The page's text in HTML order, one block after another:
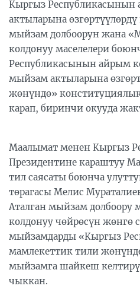
Кыргыз
актыларына
мыйзам долбоорун жана
колдонуу маселелери
Республикасынын айрым
мыйзам актыларына
жөнүндө»
карап, биринчи окууда
Маалымат менен Кыргыз
Президентине караштуу
тил саясаты боюнча
төрагасы Мелис
Аталган мыйзам долбоору
колдонуу чөйрөсүн жөнгө
мыйзамдарды «Кыргыз
мамлекеттик тили
мыйзамга шайкеш
чыккан.